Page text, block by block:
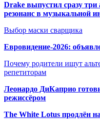
Drake выпустил сразу
резонанс в музыкальной
Выбор маски сварщика
Евровидение-2026:
Почему родители ищут
репетиторам
Леонардо ДиКаприо
режиссёром
The White Lotus продлён